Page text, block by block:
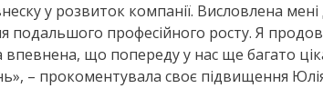
у розвиток компанії. Висловлена мені
подальшого професійного росту. Я
що попереду у нас ще багато
– прокоментувала своє підвищення